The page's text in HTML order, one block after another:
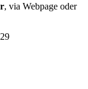
, via Webpage oder